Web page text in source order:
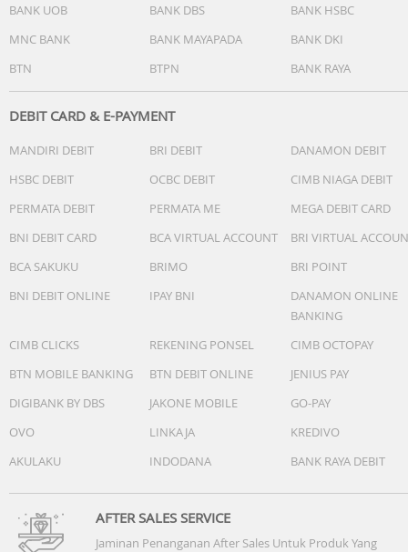
Front Camera :
• 50MP Auto Focus
Rear Camera :
• 50MP Sony LYT-700C (Main)
• 50MP 3x Telephoto
Jaringan & Slot
Dual SIM
Tidak mendukung MicroSD
Baterai & Charging
6500mAh Battery
Reverse Wired Charging
Ketahanan
IP69K / IP69 / IP68 Water & Dust Resistant
MIL-STD-810 US Military Grade Standard
Dual Speaker
Dolby Atmos
Hi-Res Audio
BANK UOB
BANK DBS
BANK HSBC
MNC BANK
BANK MAYAPADA
BANK DKI
BTN
BTPN BANK RAYA
DEBIT CARD & E-PAYMENT
MANDIRI DEBIT BRI DEBIT
DANAMON DEBIT
HSBC DEBIT
OCBC DEBIT
CIMB NIAGA DEBIT
PERMATA DEBIT
PERMATA ME
MEGA DEBIT CARD
BNI DEBIT CARD
BCA VIRTUAL ACCOUNT
BRI VIRTUAL
BCA SAKUKU
BRIMO
BRI POINT
BNI DEBIT ONLINE
IPAY BNI
DANAMON ONLINE
BANKING
CIMB CLICKS
REKENING PONSEL
CIMB OCTOPAY
BTN MOBILE BANKING
BTN DEBIT ONLINE
JENIUS PAY
DIGIBANK BY DBS
JAKONE MOBILE
GO-PAY
OVO
LINKAJA
KREDIVO
AKULAKU
INDODANA BANK RAYA DEBIT
AFTER SALES SERVICE
Jaminan Penanganan After Sales Untuk Produk Yang